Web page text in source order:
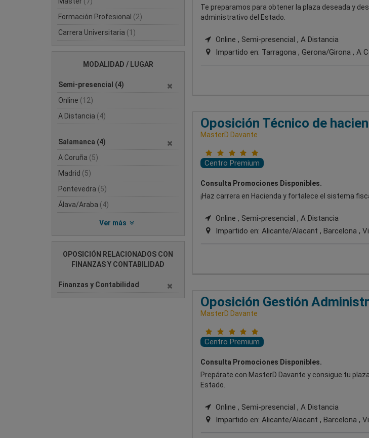
Formación Profesional (2)
Carrera Universitaria (1)
MODALIDAD / LUGAR
Semi-presencial (4)
Online (12)
A Distancia (4)
Salamanca (4)
A Coruña (5)
Madrid (5)
Pontevedra (5)
Álava/Araba (4)
Ver más
OPOSICIÓN RELACIONADOS CON
FINANZAS Y CONTABILIDAD
Finanzas y Contabilidad
Te preparamos para obtener la plaza deseada y
administrativo del Estado.
Online , Semi-presencial , A Distancia
Impartido en: Tarragona , Gerona/Girona , A
Oposición Técnico de
MasterD Davante
Centro Premium
Consulta Promociones Disponibles.
¡Haz carrera en Hacienda y fortalece el sistema
Online , Semi-presencial , A Distancia
Impartido en: Alicante/Alacant , Barcelona ,
Oposición Gestión
MasterD Davante
Centro Premium
Consulta Promociones Disponibles.
Prepárate con MasterD Davante y consigue tu
Estado.
Online , Semi-presencial , A Distancia
Impartido en: Alicante/Alacant , Barcelona ,